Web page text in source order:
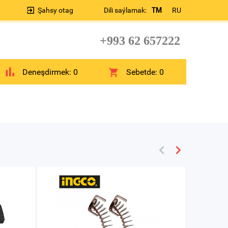
Dili saýlamak: TM RU
Şahsy otag
+993 62 657222
Deneşdirmek: 0 Sebetde:0